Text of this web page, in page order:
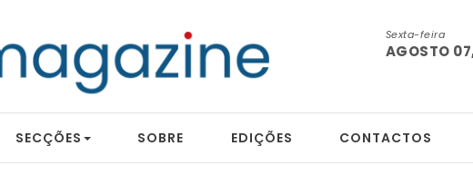
Sexta-feira
AGOSTO
SECÇÕES SOBRE EDIÇÕES CONTACTOS